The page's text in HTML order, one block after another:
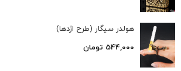
هولدر سیگار (طرح اژدها)
544,000 تومان